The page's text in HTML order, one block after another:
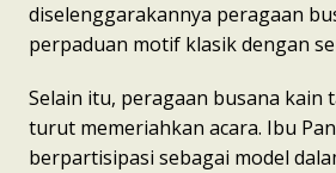
diselenggarakannya peragaan
perpaduan motif klasik dengan
Selain itu, peragaan busana kain
turut memeriahkan acara. Ibu
berpartisipasi sebagai model